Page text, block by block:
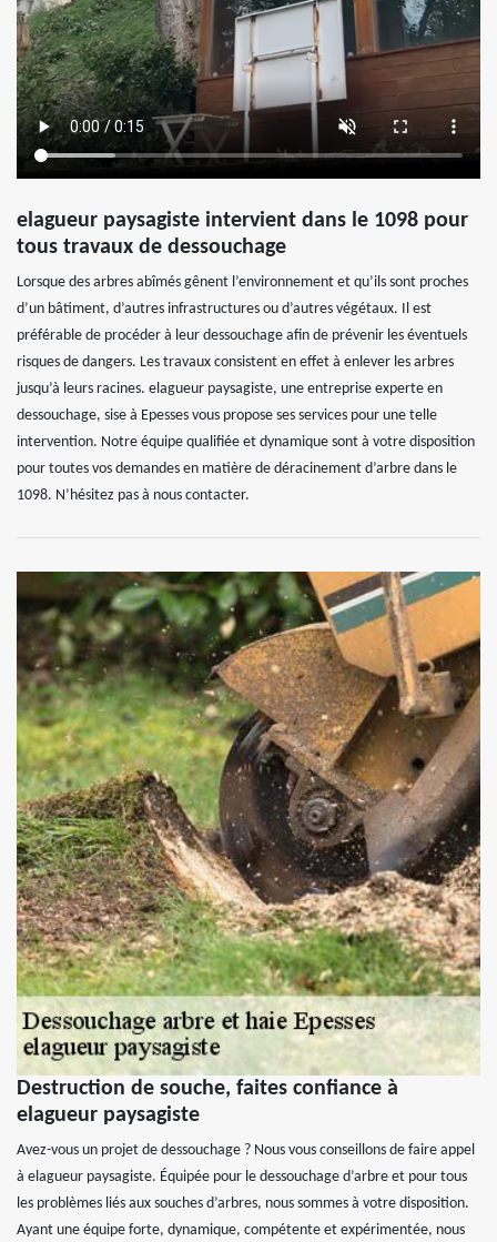
elagueur paysagiste intervient dans le 1098 pour
tous travaux de dessouchage
Lorsque des arbres abîmés gênent l’environnement et qu’ils sont proches
d’un bâtiment, d’autres infrastructures ou d’autres végétaux. Il est
préférable de procéder à leur dessouchage afin de prévenir les éventuels
risques de dangers. Les travaux consistent en effet à enlever les arbres
jusqu’à leurs racines. elagueur paysagiste, une entreprise experte en
dessouchage, sise à Epesses vous propose ses services pour une telle
intervention. Notre équipe qualifiée et dynamique sont à votre disposition
pour toutes vos demandes en matière de déracinement d’arbre dans le
1098. N’hésitez pas à nous contacter.
Destruction de souche, faites confiance à
elagueur paysagiste
Avez-vous un projet de dessouchage ? Nous vous conseillons de faire appel
à elagueur paysagiste. Équipée pour le dessouchage d’arbre et pour tous
les problèmes liés aux souches d’arbres, nous sommes à votre disposition.
Ayant une équipe forte, dynamique, compétente et expérimentée, nous